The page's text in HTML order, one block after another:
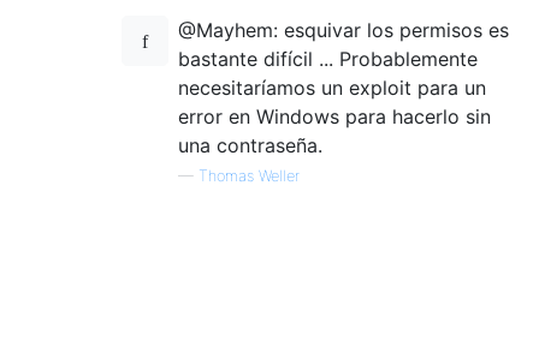
@Mayhem: esquivar los permisos es
bastante difícil ... Probablemente
necesitaríamos un exploit para un
error en Windows para hacerlo sin
una contraseña.
— Thomas Weller